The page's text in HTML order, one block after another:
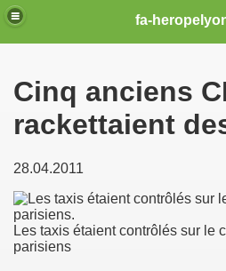
fa-
Cinq anciens
rackettaient
28.04.2011
Les taxis étaient contrôlés sur le
parisiens